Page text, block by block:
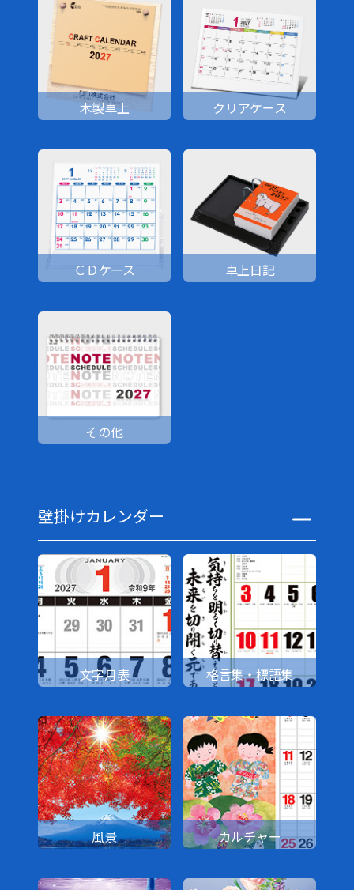
木製卓上 クリアケース
ＣＤケース 卓上日記
その他
壁掛けカレンダー
文字月表 格言集・標語集
風景 カルチャー